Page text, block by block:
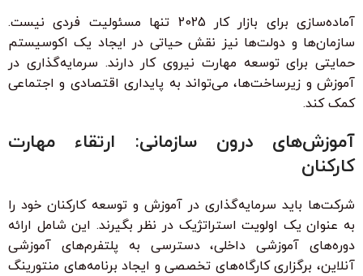
آماده‌سازی برای بازار کار 2025 تنها مسئولیت فردی نیست.
سازمان‌ها و دولت‌ها نیز نقش حیاتی در ایجاد یک اکوسیستم
حمایتی برای توسعه مهارت نیروی کار دارند. سرمایه‌گذاری در
آموزش و زیرساخت‌ها، می‌تواند به پایداری اقتصادی و اجتماعی
کمک کند.
آموزش‌های درون سازمانی: ارتقاء مهارت
کارکنان
شرکت‌ها باید سرمایه‌گذاری در آموزش و توسعه کارکنان خود را
به عنوان یک اولویت استراتژیک در نظر بگیرند. این شامل ارائه
دوره‌های آموزشی داخلی، دسترسی به پلتفرم‌های آموزشی
آنلاین، برگزاری کارگاه‌های تخصصی و ایجاد برنامه‌های منتورینگ